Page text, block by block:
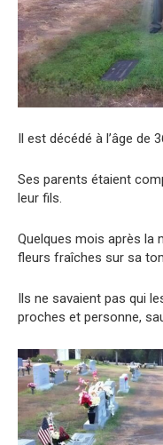
Il est décédé à l’âge de
Ses parents étaient
leur fils.
Quelques mois après la
fleurs fraîches sur sa
Ils ne savaient pas qui
proches et personne,